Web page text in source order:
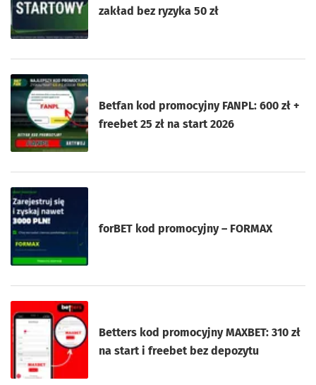
zakład bez ryzyka 50 zł
Betfan kod promocyjny FANPL: 600 zł +
freebet 25 zł na start 2026
forBET kod promocyjny – FORMAX
Betters kod promocyjny MAXBET: 310 zł
na start i freebet bez depozytu